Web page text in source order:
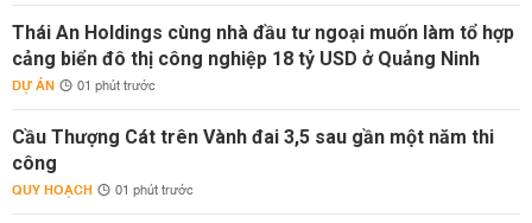
Thái An Holdings cùng nhà đầu tư ngoại muốn làm tổ hợp
cảng biển đô thị công nghiệp 18 tỷ USD ở Quảng Ninh
DỰ ÁN 01 phút trước
Cầu Thượng Cát trên Vành đai 3,5 sau gần một năm thi
công
QUY HOẠCH 01 phút trước